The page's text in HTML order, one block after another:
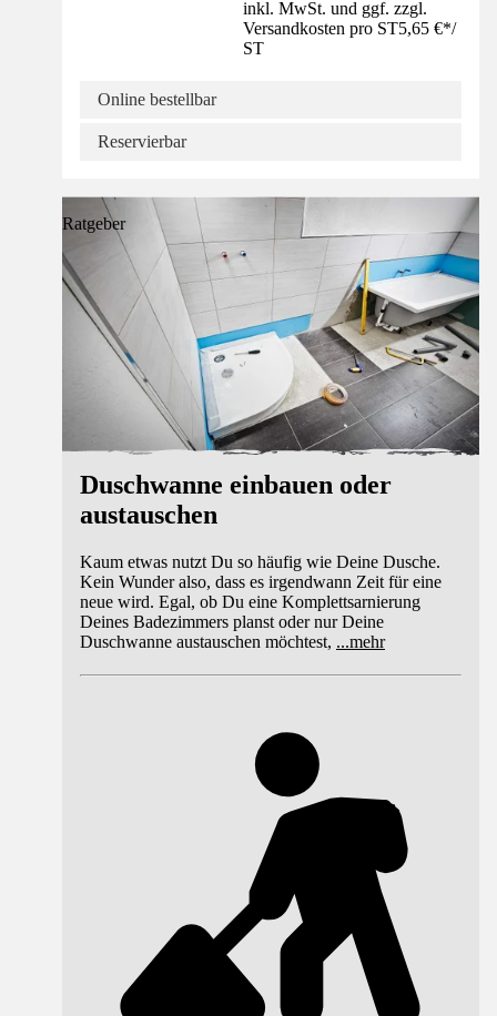
inkl. MwSt. und ggf. zzgl.
Versandkosten pro ST5,65 €*/
ST
Online bestellbar
Reservierbar
Ratgeber
Duschwanne einbauen oder
austauschen
Kaum etwas nutzt Du so häufig wie Deine Dusche.
Kein Wunder also, dass es irgendwann Zeit für eine
neue wird. Egal, ob Du eine Komplettsarnierung
Deines Badezimmers planst oder nur Deine
Duschwanne austauschen möchtest, ...mehr